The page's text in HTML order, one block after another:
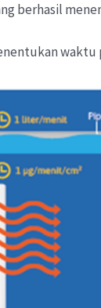
berhasil
waktu